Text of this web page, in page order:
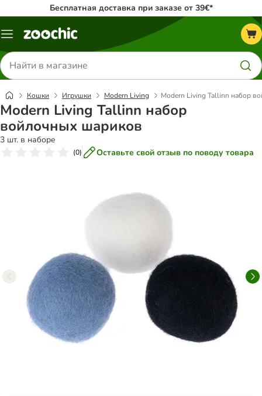
Бесплатная доставка при заказе от 39€*
Каталог
Поиск
товаров
Кошки Игрушки Modern Living Modern Living Tallinn набор
Modern Living Tallinn набор
войлочных шариков
3 шт. в наборе
(0) Оставьте свой отзыв по поводу товара